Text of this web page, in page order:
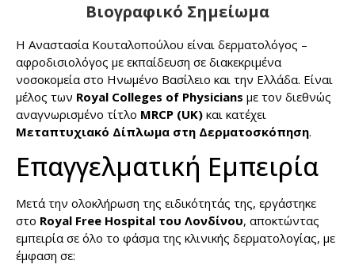
Βιογραφικό Σημείωμα
Η Αναστασία Κουταλοπούλου είναι δερματολόγος –
αφροδισιολόγος με εκπαίδευση σε διακεκριμένα
νοσοκομεία στο Ηνωμένο Βασίλειο και την Ελλάδα. Είναι
μέλος των Royal Colleges of Physicians με τον διεθνώς
αναγνωρισμένο τίτλο MRCP (UK) και κατέχει
Μεταπτυχιακό Δίπλωμα στη Δερματοσκόπηση.
Επαγγελματική Εμπειρία
Μετά την ολοκλήρωση της ειδικότητάς της, εργάστηκε
στο Royal Free Hospital του Λονδίνου, αποκτώντας
εμπειρία σε όλο το φάσμα της κλινικής δερματολογίας, με
έμφαση σε: